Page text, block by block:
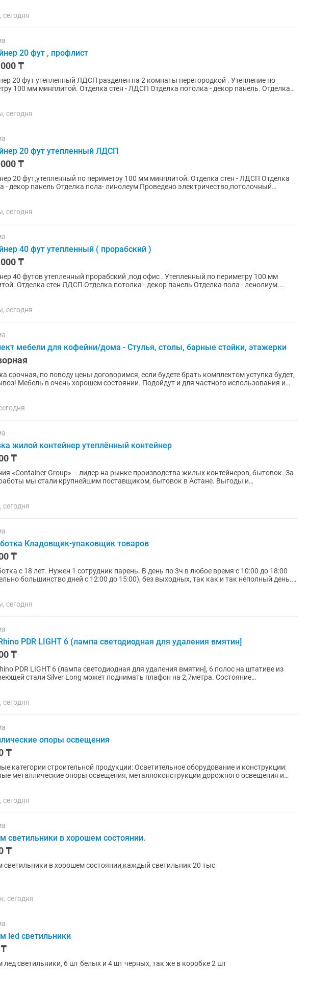
сегодня
20 фут , профлист
₸
20 фут утепленный ЛДСП разделен на 2 комнаты перегородкой . Утепление по
100 мм минплитой. Отделка стен - ЛДСП Отделка потолка - декор панель. Отделка
сегодня
20 фут утепленный ЛДСП
₸
20 фут,утепленный по периметру 100 мм минплитой. Отделка стен - ЛДСП Отделка
- декор панель Отделка пола- линолеум Проведено электричество,потолочный
сегодня
40 фут утепленный ( прорабский )
₸
40 футов утепленный прорабский ,под офис . Утепленный по периметру 100 мм
Отделка стен ЛДСП Отделка потолка - декор панель Отделка пола - ленолиум.
сегодня
мебели для кофейни/дома - Стулья, столы, барные стойки, этажерки
срочная, по поводу цены договоримся, если будете брать комплектом уступка будет,
для частного использования и
жилой контейнер утеплённый контейнер
₸
«Container Group» – лидер на рынке производства жилых контейнеров, бытовок. За
мы стали крупнейшим поставщиком, бытовок в Астане. Выгоды и
сегодня
Кладовщик-упаковщик товаров
₸
с 18 лет. Нужен 1 сотрудник парень. В день по 3ч в любое время с 10:00 до 18:00
большинство дней с 12:00 до 15:00), без выходных, так как и так неполный день.
сегодня
PDR LIGHT 6 (лампа светодиодная для удаления вмятин]
₸
PDR LIGHT 6 (лампа светодиодная для удаления вмятин], 6 полос на штативе из
стали Silver Long может поднимать плафон на 2,7метра. Состояние
сегодня
опоры освещения
₸
строительной продукции: Осветительное оборудование и конструкции:
металлические опоры освещения, металлоконструкции дорожного освещения и
сегодня
светильники в хорошем состоянии.
₸
светильники в хорошем состоянии,каждый светильник 20 тыс
сегодня
led светильники
лед светильники, 6 шт белых и 4 шт черных, так же в коробке 2 шт